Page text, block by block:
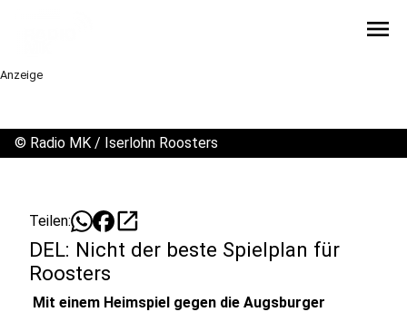
menu
Anzeige
© Radio MK / Iserlohn Roosters
Teilen: open_in_new
DEL: Nicht der beste Spielplan für
Roosters
Mit einem Heimspiel gegen die Augsburger